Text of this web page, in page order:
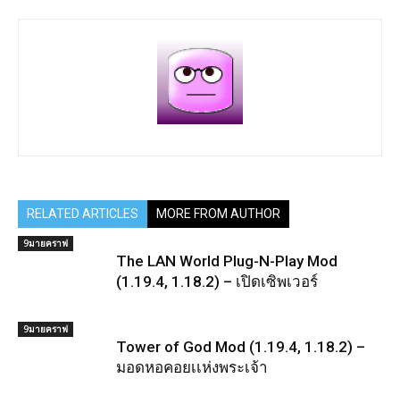
RELATED ARTICLES MORE FROM AUTHOR
9มายคราฟ
The LAN World Plug-N-Play Mod
(1.19.4, 1.18.2) – เปิดเซิพเวอร์
9มายคราฟ
Tower of God Mod (1.19.4, 1.18.2) –
มอดหอคอยเเห่งพระเจ้า